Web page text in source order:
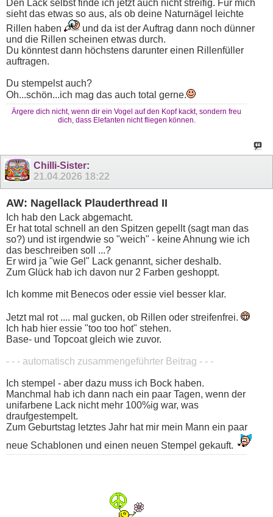
Den Lack selbst finde ich jetzt auch nicht streifig. Für mich
sieht das etwas so aus, als ob deine Naturnägel leichte
Rillen haben
und da ist der Auftrag dann noch dünner
und die Rillen scheinen etwas durch.
Du könntest dann höchstens darunter einen Rillenfüller
auftragen.
Du stempelst auch?
Oh...schön...ich mag das auch total gerne.
Ärgere dich nicht, wenn dir ein Vogel auf den Kopf kackt, sondern freu
dich, dass Elefanten nicht fliegen können.
Chilli-Sister:
21.04.2026 18:22
AW: Nagellack Plauderthread II
Ich hab den Lack abgemacht.
Er hat total schnell an den Spitzen gepellt (sagt man das
so?) und ist irgendwie so "weich" - keine Ahnung wie ich
das beschreiben soll ...?
Er wird ja "wie Gel" Lack genannt, sicher deshalb.
Zum Glück hab ich davon nur 2 Farben geshoppt.
Ich komme mit Benecos oder essie viel besser klar.
Jetzt mal rot .... mal gucken, ob Rillen oder streifenfrei.
Ich hab hier essie "too too hot" stehen.
Base- und Topcoat gleich wie zuvor.
- - - automatisch zusammengeführter Beitrag - - -
Ich stempel - aber dazu muss ich Bock haben.
Manchmal hab ich dann nach ein paar Tagen, wenn der
unifarbene Lack nicht mehr 100%ig war, was
draufgestempelt.
Zum Geburtstag letztes Jahr hat mir mein Mann ein paar
neue Schablonen und einen neuen Stempel gekauft.